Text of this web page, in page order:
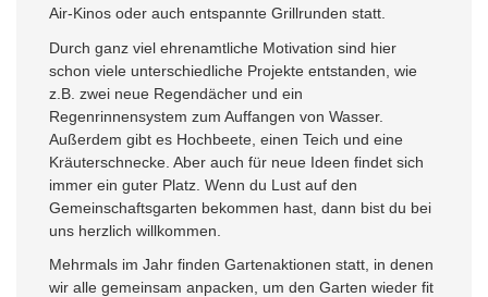
Air-Kinos oder auch entspannte Grillrunden statt.
Durch ganz viel ehrenamtliche Motivation sind hier
schon viele unterschiedliche Projekte entstanden, wie
z.B. zwei neue Regendächer und ein
Regenrinnensystem zum Auffangen von Wasser.
Außerdem gibt es Hochbeete, einen Teich und eine
Kräuterschnecke. Aber auch für neue Ideen findet sich
immer ein guter Platz. Wenn du Lust auf den
Gemeinschaftsgarten bekommen hast, dann bist du bei
uns herzlich willkommen.
Mehrmals im Jahr finden Gartenaktionen statt, in denen
wir alle gemeinsam anpacken, um den Garten wieder fit